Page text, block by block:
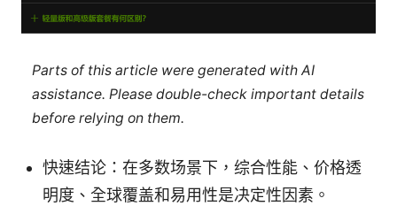
Parts of this article were generated with AI
assistance. Please double-check important details
before relying on them.
快速结论：在多数场景下，综合性能、价格透
明度、全球覆盖和易用性是决定性因素。